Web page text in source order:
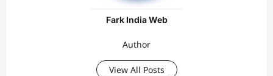
Fark India Web
Author
View All Posts